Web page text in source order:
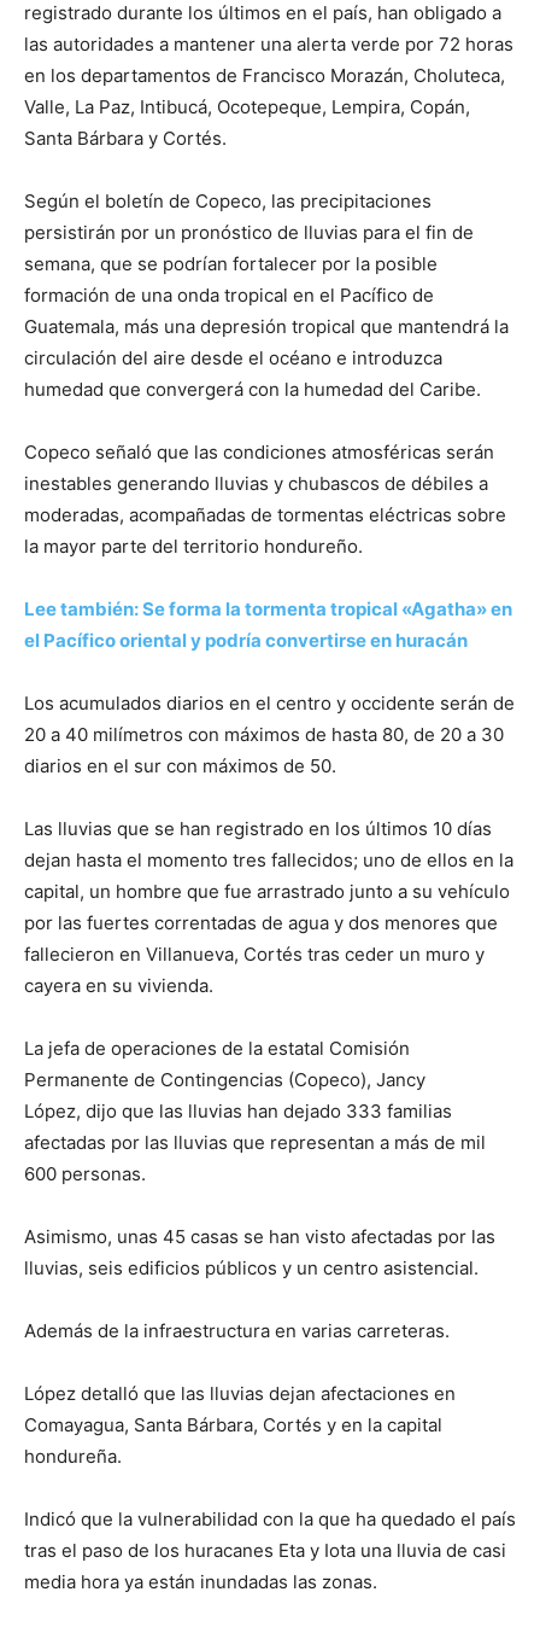
registrado durante los últimos en el país, han obligado a
las autoridades a mantener una alerta verde por 72 horas
en los departamentos de Francisco Morazán, Choluteca,
Valle, La Paz, Intibucá, Ocotepeque, Lempira, Copán,
Santa Bárbara y Cortés.
Según el boletín de Copeco, las precipitaciones
persistirán por un pronóstico de lluvias para el fin de
semana, que se podrían fortalecer por la posible
formación de una onda tropical en el Pacífico de
Guatemala, más una depresión tropical que mantendrá la
circulación del aire desde el océano e introduzca
humedad que convergerá con la humedad del Caribe.
Copeco señaló que las condiciones atmosféricas serán
inestables generando lluvias y chubascos de débiles a
moderadas, acompañadas de tormentas eléctricas sobre
la mayor parte del territorio hondureño.
Lee también: Se forma la tormenta tropical «Agatha» en
el Pacífico oriental y podría convertirse en huracán
Los acumulados diarios en el centro y occidente serán de
20 a 40 milímetros con máximos de hasta 80, de 20 a 30
diarios en el sur con máximos de 50.
Las lluvias que se han registrado en los últimos 10 días
dejan hasta el momento tres fallecidos; uno de ellos en la
capital, un hombre que fue arrastrado junto a su vehículo
por las fuertes correntadas de agua y dos menores que
fallecieron en Villanueva, Cortés tras ceder un muro y
cayera en su vivienda.
La jefa de operaciones de la estatal Comisión
Permanente de Contingencias (Copeco), Jancy
López, dijo que las lluvias han dejado 333 familias
afectadas por las lluvias que representan a más de mil
600 personas.
Asimismo, unas 45 casas se han visto afectadas por las
lluvias, seis edificios públicos y un centro asistencial.
Además de la infraestructura en varias carreteras.
López detalló que las lluvias dejan afectaciones en
Comayagua, Santa Bárbara, Cortés y en la capital
hondureña.
Indicó que la vulnerabilidad con la que ha quedado el país
tras el paso de los huracanes Eta y Iota una lluvia de casi
media hora ya están inundadas las zonas.